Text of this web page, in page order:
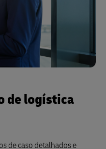
de logística
de caso detalhados e